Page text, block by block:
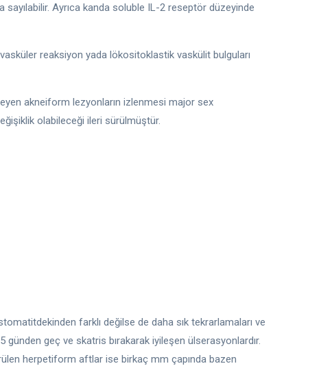
sayılabilir. Ayrıca kanda soluble IL-2 reseptör düzeyinde
reaksiyon yada lökositoklastik vaskülit bulguları
akneiform lezyonların izlenmesi major sex
olabileceği ileri sürülmüştür.
farklı değilse de daha sık tekrarlamaları ve
geç ve skatris bırakarak iyileşen ülserasyonlardır.
herpetiform aftlar ise birkaç mm çapında bazen